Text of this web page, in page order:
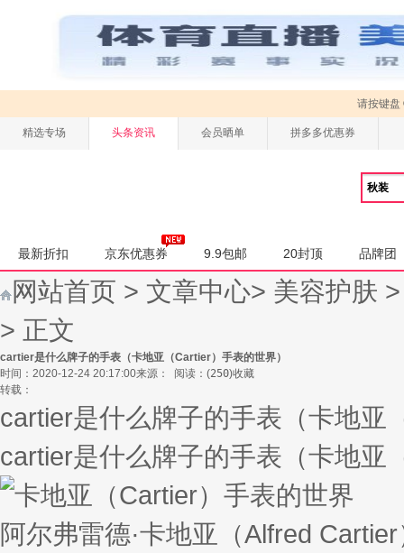
请按键盘
精选专场 头条资讯 会员晒单 拼多多优惠券
最新折扣 京东优惠券 9.9包邮 20封顶 品牌团
网站首页 > 文章中心> 美容护肤
> 正文
cartier是什么牌子的手表（卡地亚（Cartier）手表的世界）
时间：2020-12-24 20:17:00来源： 阅读： (250)收藏
转载：
cartier是什么牌子的手表（卡地亚
cartier是什么牌子的手表（卡地亚
阿尔弗雷德·卡地亚（Alfred